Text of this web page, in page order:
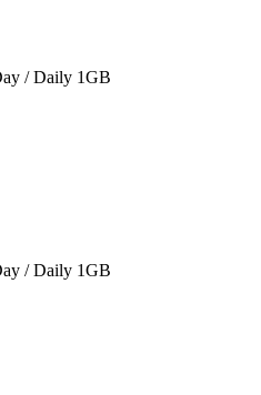
/ Daily 1GB
/ Daily 1GB